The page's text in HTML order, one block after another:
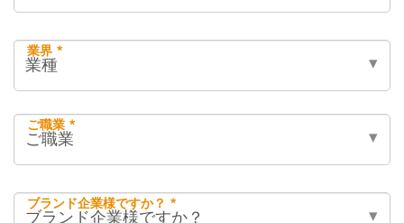
業界 *
ご職業 *
ブランド企業様ですか？ *